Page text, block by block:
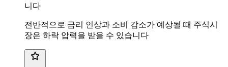
니다
전반적으로 금리 인상과 소비 감소가 예상될 때 주식시
장은 하락 압력을 받을 수 있습니다